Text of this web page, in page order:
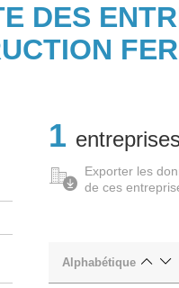
DES
1 entreprises
Exporter les
de ces
Alphabétique